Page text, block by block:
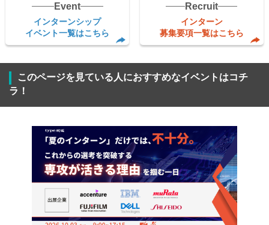
Event
インターンシップ
イベント一覧はこちら
Recruit
インターン
募集要項一覧はこちら
このページを見ている人におすすめなイベントはコチ
ラ！